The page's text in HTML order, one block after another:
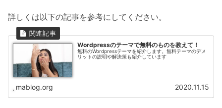
詳しくは以下の記事を参考にしてください。
Wordpressのテーマで無料のものを教えて！
無料のWordpressテーマを紹介します。無料テーマのデメ
リットの説明や解決策も紹介しています
mablog.org 2020.11.15